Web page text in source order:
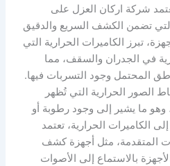
شركة اركان العزل على
تضمن الكشف السريع والدقيق
تبرز الكاميرات الحرارية التي
في الجدران والسقف، مما
المحتمل وجود التسربات فيها.
الصور الحرارية التي تُظهر
ما يشير إلى وجود رطوبة أو
الكاميرات الحرارية، تعتمد
المتقدمة، مثل أجهزة كشف
بالاستماع إلى الأصوات